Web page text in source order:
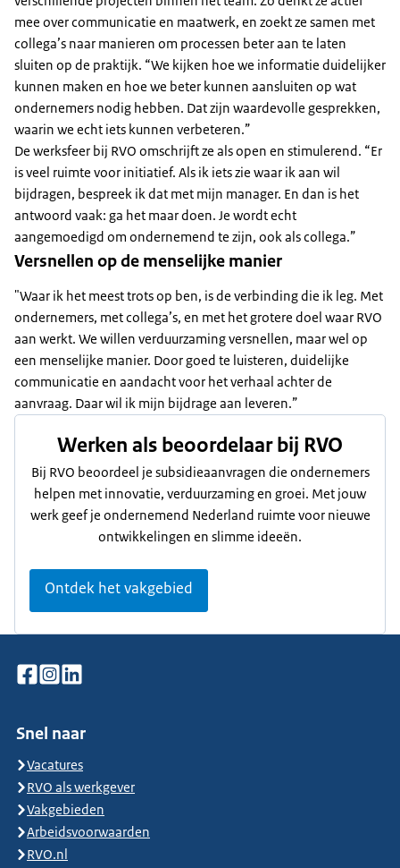
mee over communicatie en maatwerk, en zoekt ze samen met
collega’s naar manieren om processen beter aan te laten
sluiten op de praktijk. “We kijken hoe we informatie duidelijker
kunnen maken en hoe we beter kunnen aansluiten op wat
ondernemers nodig hebben. Dat zijn waardevolle gesprekken,
waarin we echt iets kunnen verbeteren.”
De werksfeer bij RVO omschrijft ze als open en stimulerend. “Er
is veel ruimte voor initiatief. Als ik iets zie waar ik aan wil
bijdragen, bespreek ik dat met mijn manager. En dan is het
antwoord vaak: ga het maar doen. Je wordt echt
aangemoedigd om ondernemend te zijn, ook als collega.”
Versnellen op de menselijke manier
"Waar ik het meest trots op ben, is de verbinding die ik leg. Met
ondernemers, met collega’s, en met het grotere doel waar RVO
aan werkt. We willen verduurzaming versnellen, maar wel op
een menselijke manier. Door goed te luisteren, duidelijke
communicatie en aandacht voor het verhaal achter de
aanvraag. Daar wil ik mijn bijdrage aan leveren.”
Werken als beoordelaar bij RVO
Bij RVO beoordeel je subsidieaanvragen die ondernemers
helpen met innovatie, verduurzaming en groei. Met jouw
werk geef je ondernemend Nederland ruimte voor nieuwe
ontwikkelingen en slimme ideeën.
Ontdek het vakgebied
Snel naar
Vacatures
RVO als werkgever
Vakgebieden
Arbeidsvoorwaarden
RVO.nl